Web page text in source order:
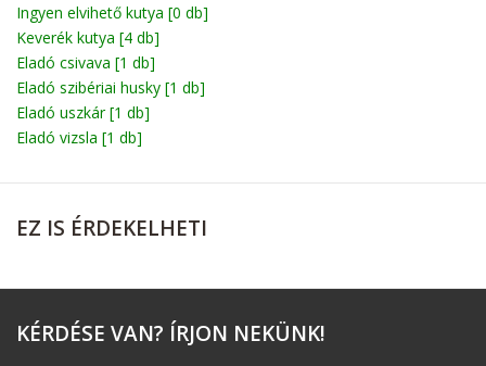
Billy
Boerboel
Bolognese
Cane corso
Chihuahua
Ingyen elvihető kutya [0 db]
Keverék kutya [4 db]
Eladó csivava [1 db]
Eladó szibériai husky [1 db]
Eladó uszkár[1 db]
Eladó vizsla [1 db]
EZ IS ÉRDEKELHETI
KÉRDÉSE VAN? ÍRJON NEKÜNK!